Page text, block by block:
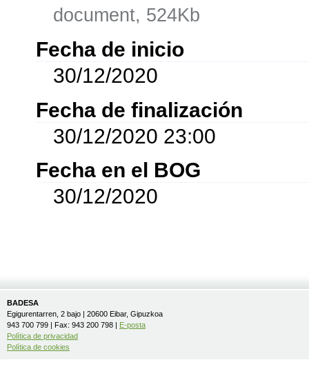
document, 524Kb
Fecha de inicio
30/12/2020
Fecha de finalización
30/12/2020 23:00
Fecha en el BOG
30/12/2020
BADESA
Egigurentarren, 2 bajo | 20600 Eibar, Gipuzkoa
943 700 799 | Fax: 943 200 798 | E-posta
Política de privacidad
Política de cookies